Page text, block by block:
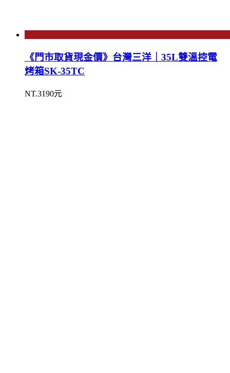
《門市取貨現金價》台灣三洋｜35L雙溫控電
烤箱SK-35TC
NT.3190元